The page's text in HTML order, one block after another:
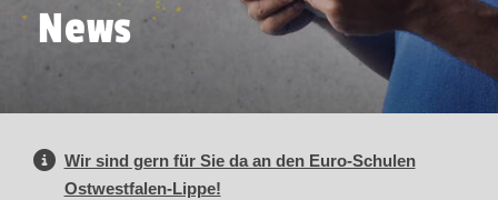
News
Wir sind gern für Sie da an den Euro-Schulen
Ostwestfalen-Lippe!